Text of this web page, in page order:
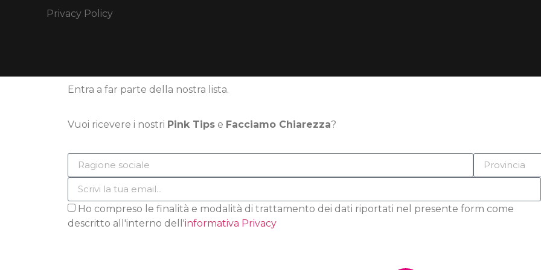
Privacy Policy
Entra a far parte della nostra lista.
Vuoi ricevere i nostri Pink Tips e Facciamo Chiarezza?
Ho compreso le finalità e modalità di trattamento dei dati riportati nel presente form come
descritto all'interno dell'informativa Privacy